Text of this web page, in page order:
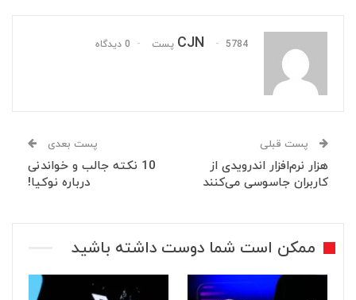
CJN 5784 پست 0 دیدگاه
پست قبلی
هزار نرم‌افزار اندرویدی از
کاربران جاسوسی می‌کنند
پست بعدی
10 نکته جالب و خواندنی
درباره نوکیا!
ممکن است شما دوست داشته باشید